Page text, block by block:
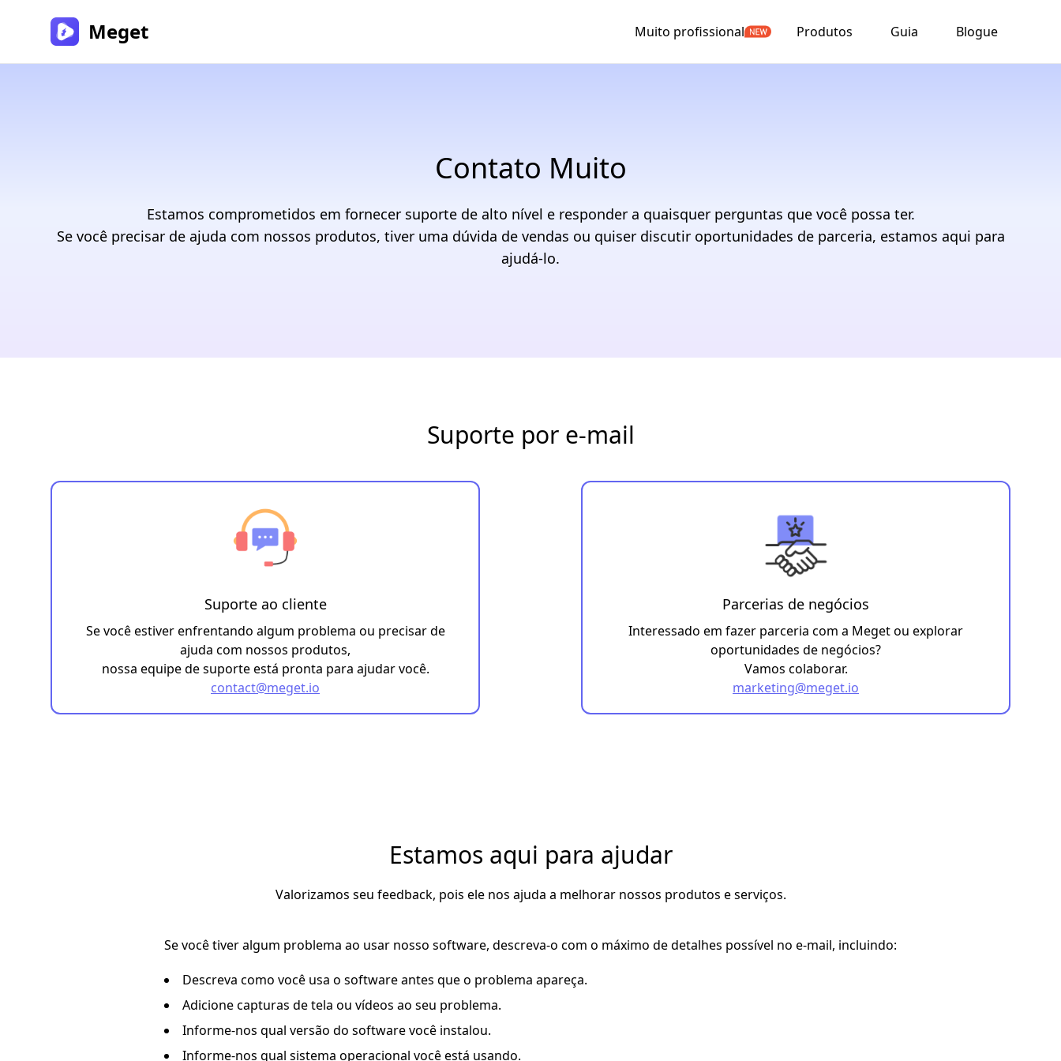
Meget Muito profissional Produtos Guia Blogue
Contato Muito
Estamos comprometidos em fornecer suporte de alto nível e responder a quaisquer perguntas que você possa ter.
Se você precisar de ajuda com nossos produtos, tiver uma dúvida de vendas ou quiser discutir oportunidades de parceria, estamos aqui para
ajudá-lo.
Suporte por e-mail
Suporte ao cliente
Se você estiver enfrentando algum problema ou precisar de
ajuda com nossos produtos,
nossa equipe de suporte está pronta para ajudar você.
contact@meget.io
Parcerias de negócios
Interessado em fazer parceria com a Meget ou explorar
oportunidades de negócios?
Vamos colaborar.
marketing@meget.io
Estamos aqui para ajudar
Valorizamos seu feedback, pois ele nos ajuda a melhorar nossos produtos e serviços.
Se você tiver algum problema ao usar nosso software, descreva-o com o máximo de detalhes possível no e-mail, incluindo:
Descreva como você usa o software antes que o problema apareça.
Adicione capturas de tela ou vídeos ao seu problema.
Informe-nos qual versão do software você instalou.
Informe-nos qual sistema operacional você está usando.